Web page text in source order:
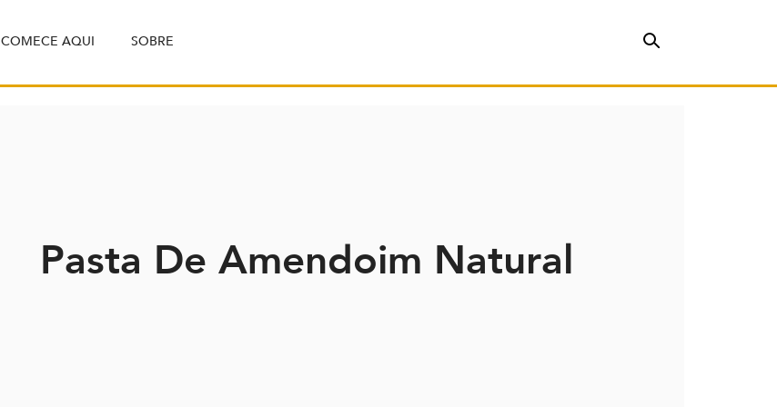
COMECE AQUI SOBRE
Pasta De Amendoim Natural